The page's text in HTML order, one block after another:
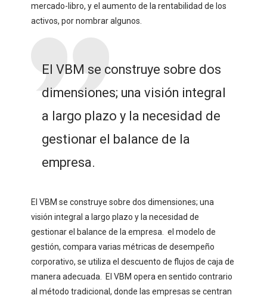
mercado-libro, y el aumento de la rentabilidad de los
activos, por nombrar algunos.
El VBM se construye sobre dos
dimensiones; una visión integral
a largo plazo y la necesidad de
gestionar el balance de la
empresa.
El VBM se construye sobre dos dimensiones; una
visión integral a largo plazo y la necesidad de
gestionar el balance de la empresa. el modelo de
gestión, compara varias métricas de desempeño
corporativo, se utiliza el descuento de flujos de caja de
manera adecuada. El VBM opera en sentido contrario
al método tradicional, donde las empresas se centran